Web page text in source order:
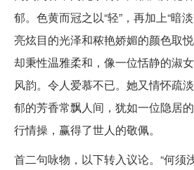
郁。色黄而冠之以“轻”，再加上“暗
亮炫目的光泽和秾艳娇媚的颜色取
却秉性温雅柔和，像一位恬静的淑
风韵。令人爱慕不已。她又情怀疏
郁的芳香常飘人间，犹如一位隐居
行情操，赢得了世人的敬佩。
首二句咏物，以下转入议论。“何须